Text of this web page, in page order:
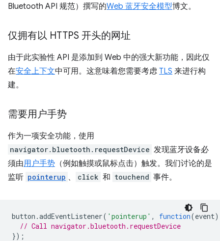
Bluetooth API 规范）撰写的Web 蓝牙安全模型博文。
仅拥有以 HTTPS 开头的网址
由于此实验性 API 是添加到 Web 中的强大新功能，因此仅
在安全上下文中可用。这意味着您需要考虑 TLS 来进行构
建。
需要用户手势
作为一项安全功能，使用
navigator.bluetooth.requestDevice 发现蓝牙设备必
须由用户手势 （例如触摸或鼠标点击）触发。我们讨论的是
监听 pointerup 、 click 和 touchend 事件。
button .addEventListener( 'pointerup' , function(event)
// Call navigator.bluetooth.requestDevice
});